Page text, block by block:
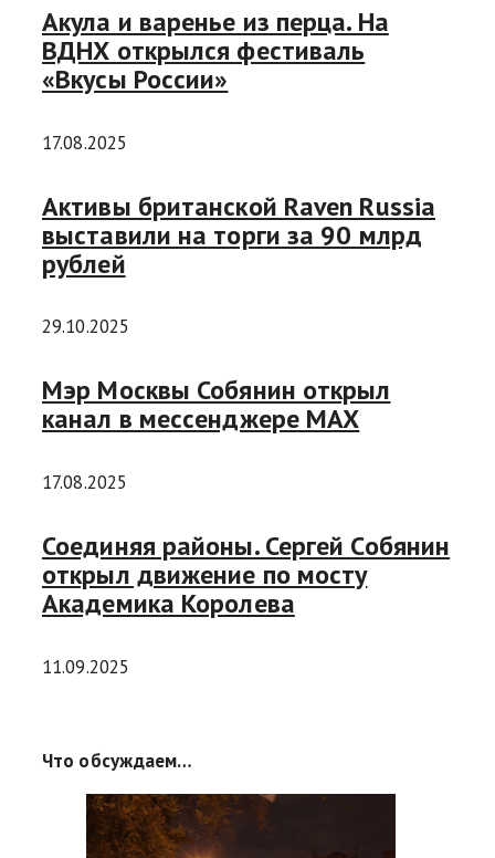
Акула и варенье из перца. На
ВДНХ открылся фестиваль
«Вкусы России»
17.08.2025
Активы британской Raven Russia
выставили на торги за 90 млрд
рублей
29.10.2025
Мэр Москвы Собянин открыл
канал в мессенджере MAX
17.08.2025
Соединяя районы. Сергей Собянин
открыл движение по мосту
Академика Королева
11.09.2025
Что обсуждаем…